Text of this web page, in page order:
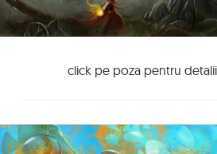
click pe poza pentru